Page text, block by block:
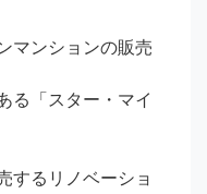
マンションの販売
る「スター・マイ
するリノベーショ